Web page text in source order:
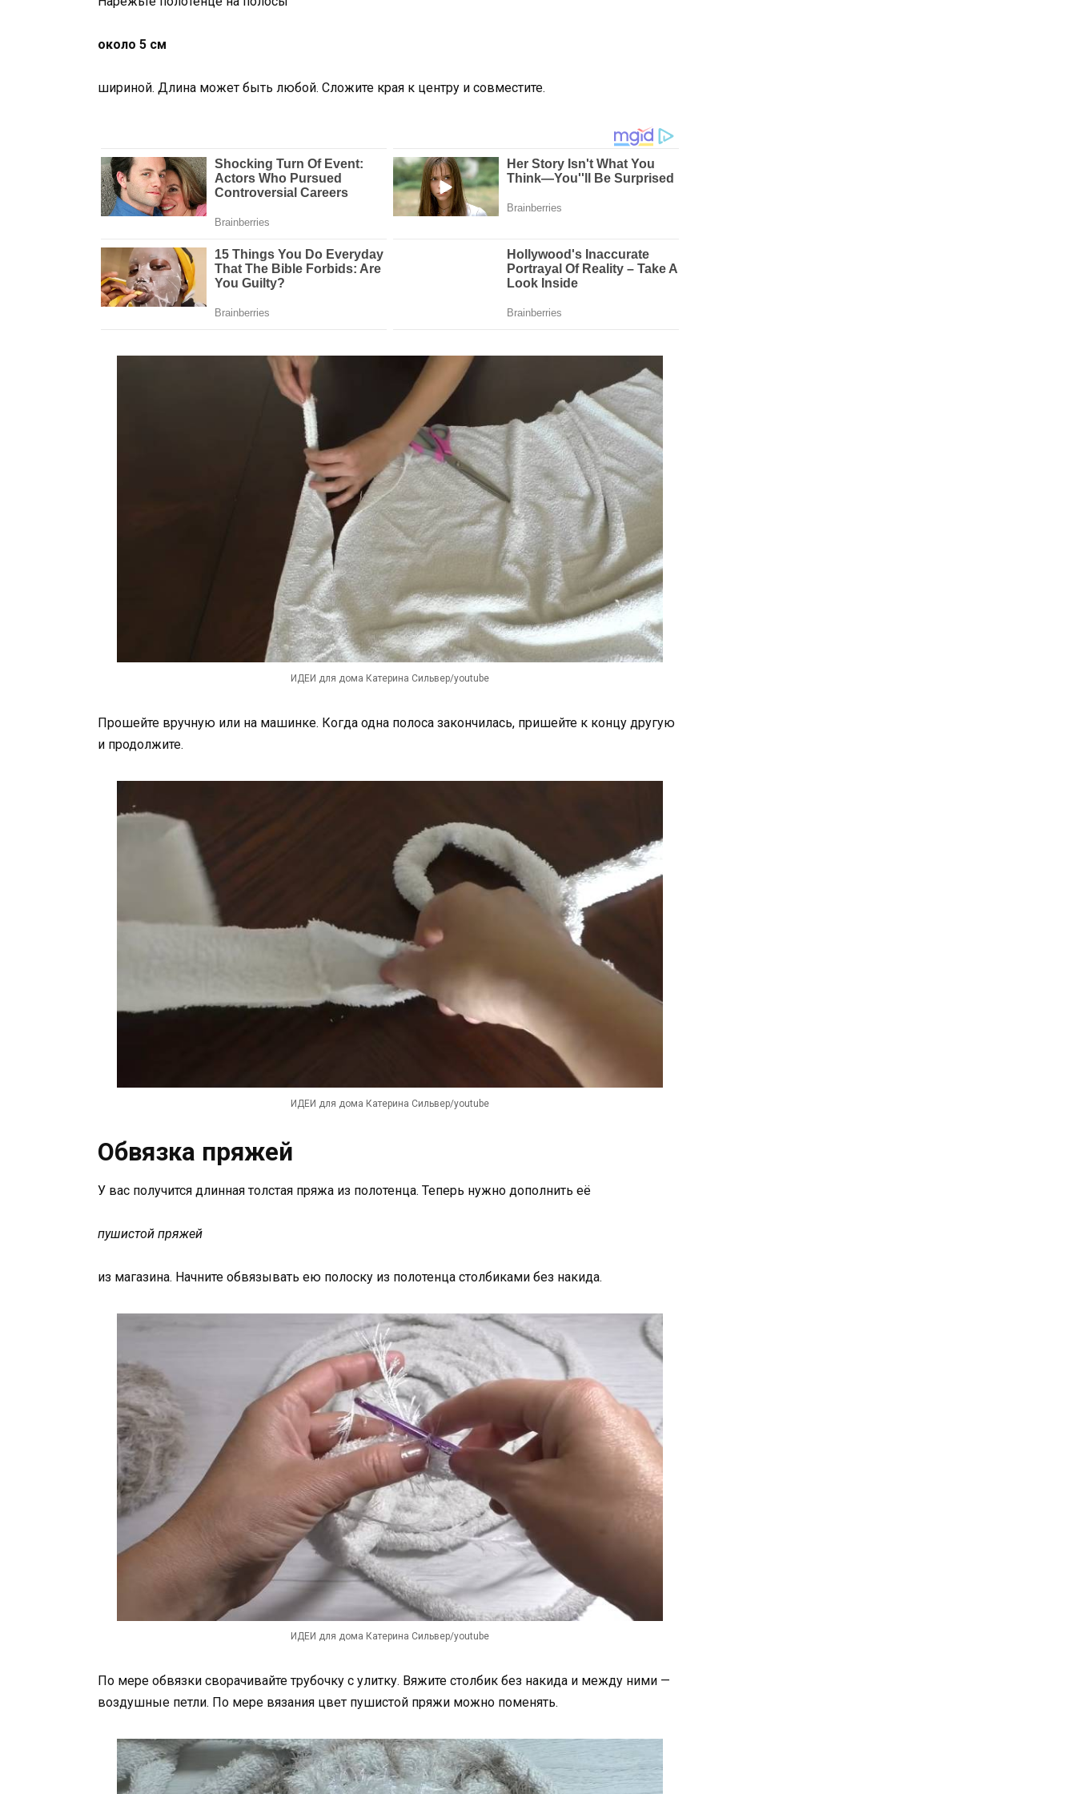
около 5 см
шириной. Длина может быть любой. Сложите края к центру и совместите.
ИДЕИ для дома Катерина Сильвер/youtube
Прошейте вручную или на машинке. Когда одна полоса закончилась, пришейте к концу другую
и продолжите.
ИДЕИ для дома Катерина Сильвер/youtube
Обвязка пряжей
У вас получится длинная толстая пряжа из полотенца. Теперь нужно дополнить её
пушистой пряжей
из магазина. Начните обвязывать ею полоску из полотенца столбиками без накида.
ИДЕИ для дома Катерина Сильвер/youtube
По мере обвязки сворачивайте трубочку с улитку. Вяжите столбик без накида и между ними —
воздушные петли. По мере вязания цвет пушистой пряжи можно поменять.